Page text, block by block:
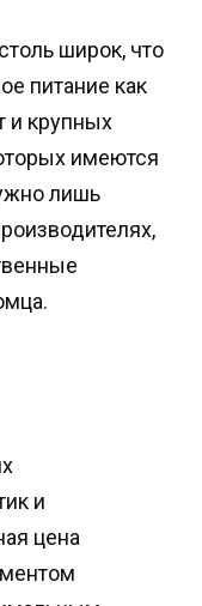
широк, что
питание как
и крупных
имеются
лишь
и
цена